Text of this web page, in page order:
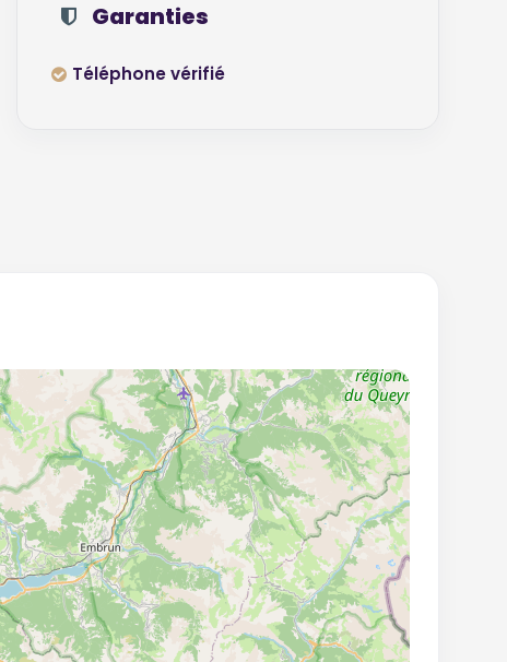
Garanties
Téléphone vérifié